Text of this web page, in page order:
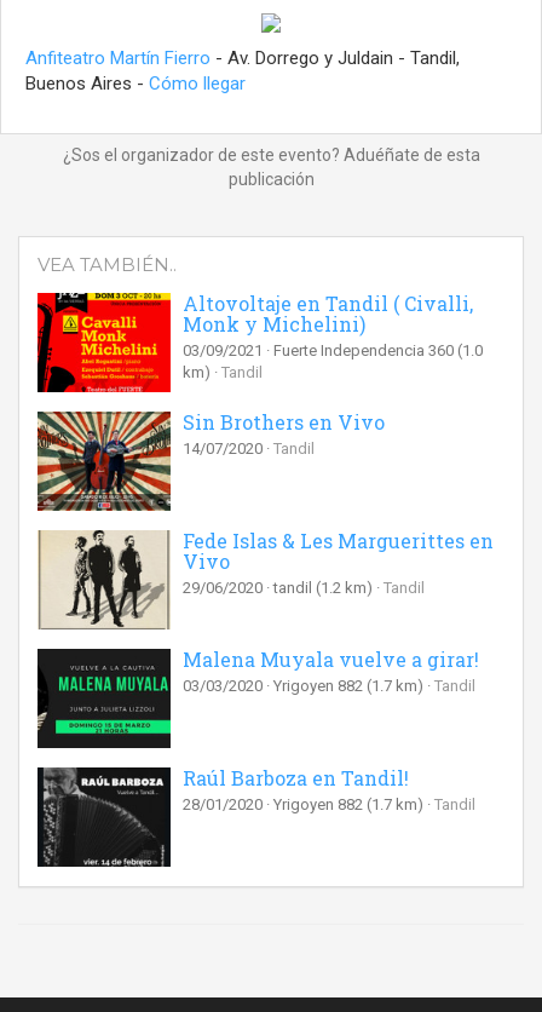
Anfiteatro Martín Fierro - Av. Dorrego y Juldain - Tandil,
Buenos Aires - Cómo llegar
¿Sos el organizador de este evento? Aduéñate de esta
publicación
VEA TAMBIÉN..
Altovoltaje en Tandil ( Civalli,
Monk y Michelini)
03/09/2021 Fuerte Independencia 360 (1.0
km)
Tandil
Sin Brothers en Vivo
14/07/2020 Tandil
Fede Islas & Les Marguerittes en
Vivo
29/06/2020 tandil (1.2 km) Tandil
Malena Muyala vuelve a girar!
03/03/2020 Yrigoyen 882 (1.7 km) Tandil
Raúl Barboza en Tandil!
28/01/2020 Yrigoyen 882 (1.7 km) Tandil